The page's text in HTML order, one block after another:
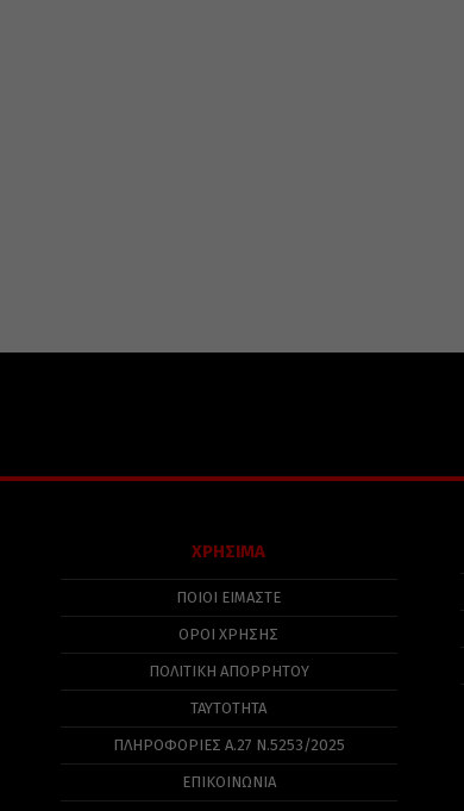
ΧΡΗΣΙΜΑ
ΠΟΙΟΙ ΕΙΜΑΣΤΕ
ΟΡΟΙ ΧΡΗΣΗΣ
ΠΟΛΙΤΙΚΉ ΑΠΟΡΡΉΤΟΥ
ΤΑΥΤΟΤΗΤΑ
ΠΛΗΡΟΦΟΡΊΕΣ Α.27 Ν.5253/2025
ΕΠΙΚΟΙΝΩΝΙΑ